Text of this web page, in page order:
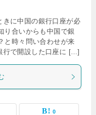
に中国の銀行口座が必
り合いからも中国で銀
と時々問い合わせが来
行で開設した口座に […]
0